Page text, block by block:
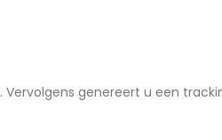
genereert u een